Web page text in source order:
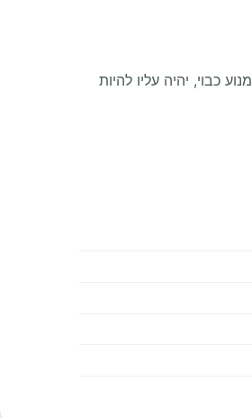
כבוי, יהיה עליו להיות